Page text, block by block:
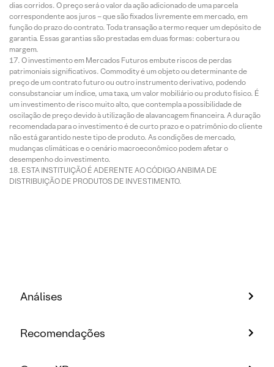
dias corridos. O preço será o valor da ação adicionado de uma parcela
correspondente aos juros – que são fixados livremente em mercado, em
função do prazo do contrato. Toda transação a termo requer um depósito de
garantia. Essas garantias são prestadas em duas formas: cobertura ou
margem.
O investimento em Mercados Futuros embute riscos de perdas
patrimoniais significativos. Commodity é um objeto ou determinante de
preço de um contrato futuro ou outro instrumento derivativo, podendo
consubstanciar um índice, uma taxa, um valor mobiliário ou produto físico. É
um investimento de risco muito alto, que contempla a possibilidade de
oscilação de preço devido à utilização de alavancagem financeira. A duração
recomendada para o investimento é de curto prazo e o patrimônio do cliente
não está garantido neste tipo de produto. As condições de mercado,
mudanças climáticas e o cenário macroeconômico podem afetar o
desempenho do investimento.
ESTA INSTITUIÇÃO É ADERENTE AO CÓDIGO ANBIMA DE
DISTRIBUIÇÃO DE PRODUTOS DE INVESTIMENTO.
Análises
Recomendações